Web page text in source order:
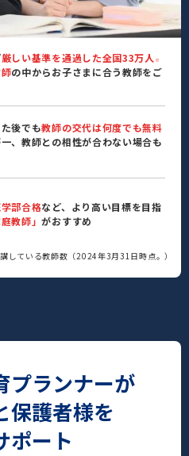
厳しい基準を通過した全国33万人 ※
の中からお子さまに合う教師をご
後でも教師の交代は何度でも無料
、教師との相性が合わない場合も
部合格など、より高い目標を目指
庭教師」がおすすめ
している教師数（2024年3月31日時点。）
プランナーが
保護者様を
ポート